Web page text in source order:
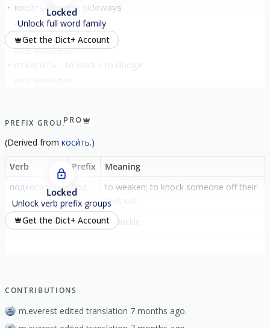
коси́ться look sideways
verb imperfective
накоси́ть mow
verb perfective
откоси́ть
Locked
Unlock full word family
Get the Dict+ Account
PREFIX GROUPPRO
(Derived from коси́ть.)
Verb Prefix
Meaning
подкоси́ть
под-
to weaken; to knock someone off their
feet; cut
подкоси́ться
под- to buckle
Locked
Unlock verb prefix groups
Get the Dict+ Account
CONTRIBUTIONS
m.everest edited translation 7 months ago.